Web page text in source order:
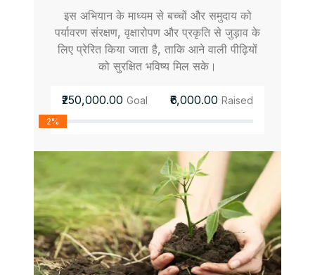
इस अभियान के माध्यम से बच्चों और समुदाय को
पर्यावरण संरक्षण, वृक्षारोपण और प्रकृति से जुड़ाव के
लिए प्रेरित किया जाता है, ताकि आने वाली पीढ़ियों
को सुरक्षित भविष्य मिल सके।
₹250,000.00 Goal ₹6,000.00 Raised
2%